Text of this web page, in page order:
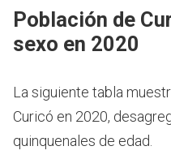
Población de
sexo en 2020
La siguiente tabla
Curicó en 2020,
quinquenales de edad.